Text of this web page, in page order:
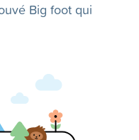
Big foot qui